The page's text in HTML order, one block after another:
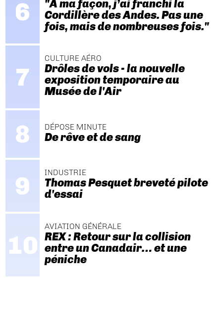
"A ma façon, j’ai franchi la
Cordillère des Andes. Pas une
fois, mais de nombreuses fois."
CULTURE AÉRO
Drôles de vols - la nouvelle
exposition temporaire au
Musée de l'Air
DÉPOSE MINUTE
De rêve et de sang
INDUSTRIE
Thomas Pesquet breveté pilote
d'essai
AVIATION GÉNÉRALE
REX : Retour sur la collision
entre un Canadair… et une
péniche